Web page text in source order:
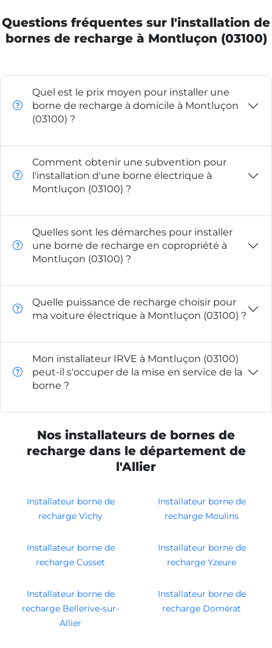
Questions fréquentes sur l'installation de
bornes de recharge à Montluçon (03100)
Quel est le prix moyen pour installer une
borne de recharge à domicile à Montluçon
(03100) ?
Comment obtenir une subvention pour
l'installation d'une borne électrique à
Montluçon (03100) ?
Quelles sont les démarches pour installer
une borne de recharge en copropriété à
Montluçon (03100) ?
Quelle puissance de recharge choisir pour
ma voiture électrique à Montluçon (03100) ?
Mon installateur IRVE à Montluçon (03100)
peut-il s'occuper de la mise en service de la
borne ?
Nos installateurs de bornes de
recharge dans le département de
l'Allier
Installateur borne de
recharge Vichy
Installateur borne de
recharge Moulins
Installateur borne de
recharge Cusset
Installateur borne de
recharge Yzeure
Installateur borne de
recharge Bellerive-sur-
Allier
Installateur borne de
recharge Domérat